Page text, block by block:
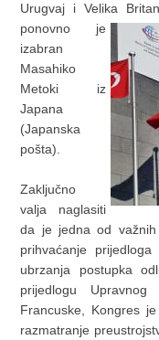
Urugvaj i Velika
ponovno je
izabran
Masahiko
Metoki iz
Japana
(Japanska
pošta).
Zaključno
valja naglasiti
da je jedna od
prihvaćanje
ubrzanja postupka
prijedlogu
Francuske, Kongres
razmatranje